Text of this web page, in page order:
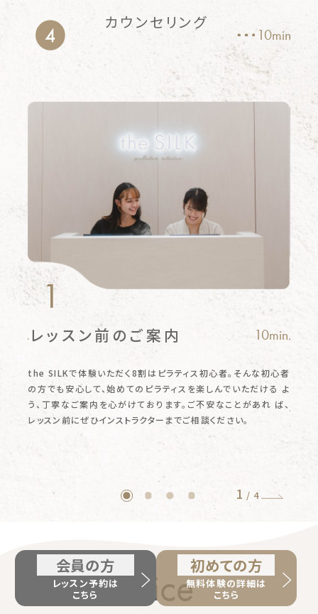
カウンセリング
10min
1
レッスン前のご案内 10min.
the SILKで体験いただく8割はピラティス初心者。そんな初心者
の方でも安心して、始めてのピラティスを楽しんでいただける よ
う、丁寧なご案内を心がけております。ご不安なことがあれ ば、
レッスン前にぜひインストラクターまでご相談ください。
付」
せん
気軽
1 / 4
Price
会員の方
レッスン予約は
こちら
初めての方
無料体験の詳細は
こちら